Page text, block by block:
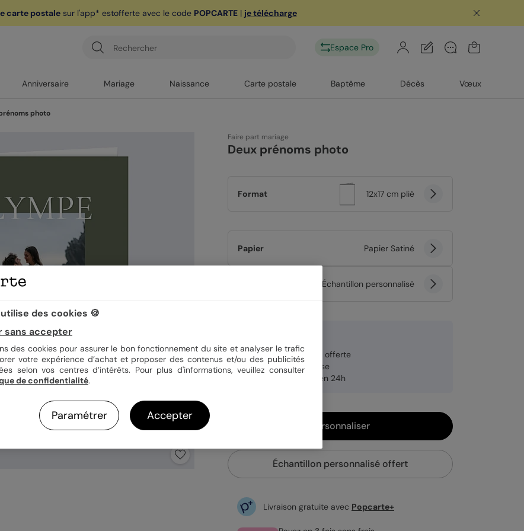
carte postalesur l'app* estofferte avec le code POPCARTE| je télécharge
Espace Pro
Anniversaire Mariage Naissance Carte postale Baptême Décès Vœux
photo
Faire part mariage
Deux prénoms photo
Format 12x17 cm plié
Papier Papier Satiné
Échantillon personnalisé
Enveloppe blanche offerte
Fabrication française
Expédition rapide en 24h
Personnaliser
Échantillon personnalisé offert
Livraison gratuite avec Popcarte+
des cookies 🍪
sans accepter
des cookies pour assurer le bon fonctionnement du site et analyser le trafic
votre expérience d’achat et proposer des contenus et/ou des publicités
selon vos centres d’intérêts. Pour plus d'informations, veuillez consulter
de confidentialité.
Paramétrer Accepter